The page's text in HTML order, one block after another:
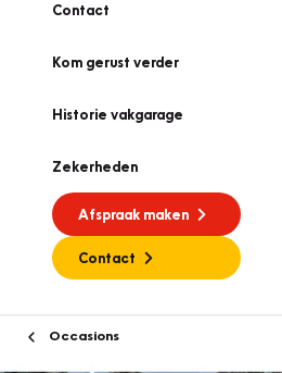
Contact
Kom gerust verder
Historie vakgarage
Zekerheden
Afspraak maken
Contact
Occasions